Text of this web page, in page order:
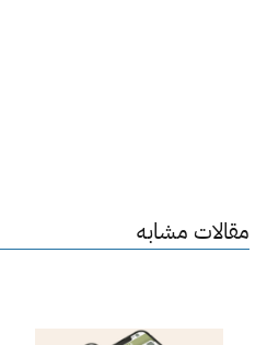
مقالات مشابه